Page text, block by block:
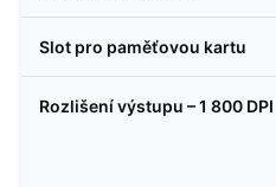
Slot pro paměťovou kartu
Rozlišení výstupu – 1 800 DPI